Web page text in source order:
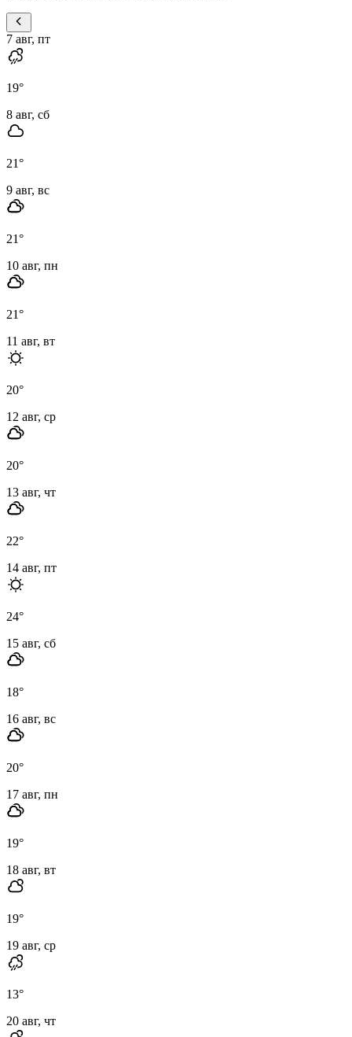
7 авг, пт
19°
8 авг, сб
21°
9 авг, вс
21°
10 авг, пн
21°
11 авг, вт
20°
12 авг, ср
20°
13 авг, чт
22°
14 авг, пт
24°
15 авг, сб
18°
16 авг, вс
20°
17 авг, пн
19°
18 авг, вт
19°
19 авг, ср
13°
20 авг, чт